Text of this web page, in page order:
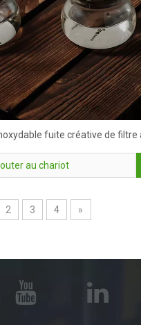
fuite créative de filtre
filtre à thé filtre à thé
au chariot
2 3 4 »